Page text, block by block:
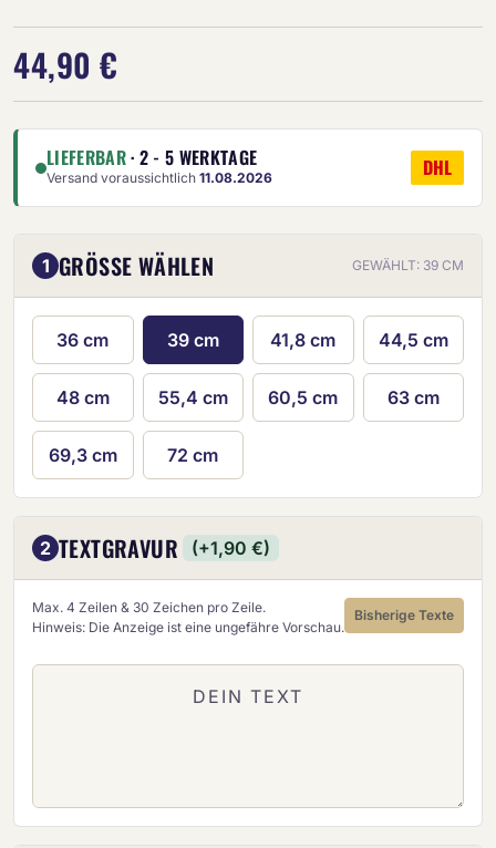
44,90 €
LIEFERBAR· 2 - 5 WERKTAGE
Versand voraussichtlich 11.08.2026 DHL
1 GRÖSSE WÄHLEN GEWÄHLT: 39 CM
36 cm 39 cm 41,8 cm 44,5 cm
48 cm 55,4 cm 60,5 cm 63 cm
69,3 cm 72 cm
2 TEXTGRAVUR (+1,90 €)
Max. 4 Zeilen & 30 Zeichen pro Zeile.
Hinweis: Die Anzeige ist eine ungefähre Vorschau.
Bisherige Texte